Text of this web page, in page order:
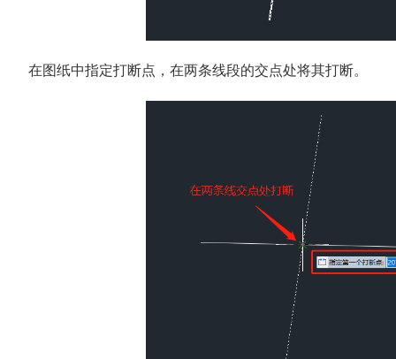
在图纸中指定打断点，在两条线段的交点处将其打断。